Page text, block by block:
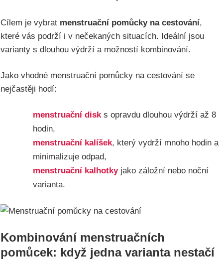
Cílem je vybrat menstruační pomůcky na cestování,
které vás podrží i v nečekaných situacích. Ideální jsou
varianty s dlouhou výdrží a možností kombinování.
Jako vhodné menstruační pomůcky na cestování se
nejčastěji hodí:
menstruační disks opravdu dlouhou výdrží až 8
hodin,
menstruační kalíšek, který vydrží mnoho hodin a
minimalizuje odpad,
menstruační kalhotkyjako záložní nebo noční
varianta.
Kombinování menstruačních
pomůcek: když jedna varianta nestačí